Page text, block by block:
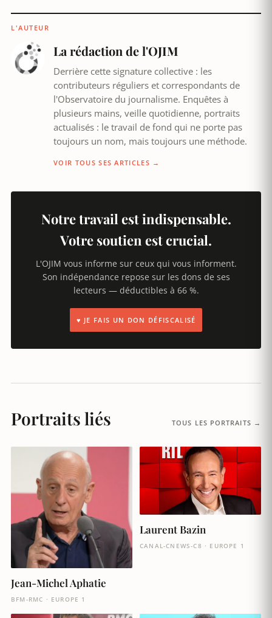
L'AUTEUR
La rédaction de l'OJIM
Derrière cette signature collective : les
contributeurs réguliers et correspondants de
l'Observatoire du journalisme. Enquêtes à
plusieurs mains, veille quotidienne, portraits
actualisés : le travail de fond qui ne porte pas
toujours un nom, mais toujours une méthode.
VOIR TOUS SES ARTICLES →
Notre travail est indispensable.
Votre soutien est crucial.
L'OJIM vous informe sur ceux qui vous informent.
Son indépendance repose sur les dons de ses
lecteurs — déductibles à 66 %.
♥ JE FAIS UN DON DÉFISCALISÉ
Portraits liés TOUS LES PORTRAITS →
Jean-Michel Aphatie
BFM-RMC · EUROPE 1
Laurent Bazin
CANAL-CNEWS-C8 · EUROPE 1